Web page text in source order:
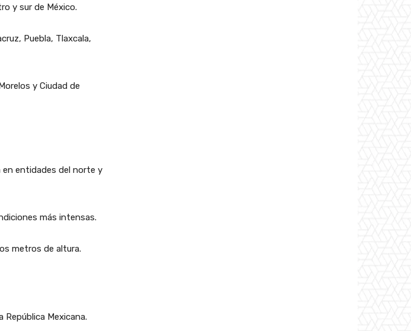
y sur de México.
Puebla, Tlaxcala,
y Ciudad de
entidades del norte y
más intensas.
metros de altura.
Mexicana.